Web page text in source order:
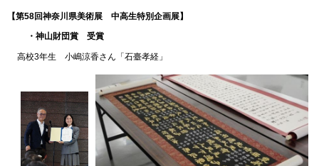
【第58回神奈川県美術展 中高生特別企画展】
・ 神山財団賞 受賞
高校3年生 小嶋涼香さん「石臺孝経」